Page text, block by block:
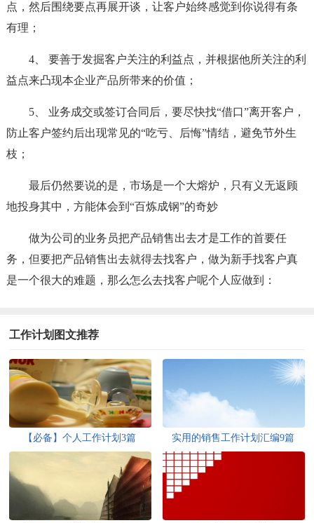
点，然后围绕要点再展开谈，让客户始终感觉到你说得有条
有理；
4、 要善于发掘客户关注的利益点，并根据他所关注的利
益点来凸现本企业产品所带来的价值；
5、 业务成交或签订合同后，要尽快找“借口”离开客户，
防止客户签约后出现常见的“吃亏、后悔”情结，避免节外生
枝；
最后仍然要说的是，市场是一个大熔炉，只有义无返顾
地投身其中，方能体会到“百炼成钢”的奇妙
做为公司的业务员把产品销售出去才是工作的首要任
务，但要把产品销售出去就得去找客户，做为新手找客户真
是一个很大的难题，那么怎么去找客户呢个人应做到：
工作计划图文推荐
【必备】个人工作计划3篇 实用的销售工作计划汇编9篇